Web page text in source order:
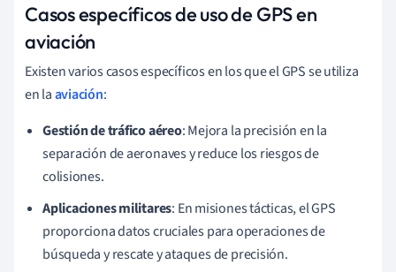
Casos específicos de uso de GPS en
aviación
Existen varios casos específicos en los que el GPS se utiliza
en laaviación:
Gestión de tráfico aéreo: Mejora la precisión en la
separación de aeronaves y reduce los riesgos de
colisiones.
Aplicaciones militares: En misiones tácticas, el GPS
proporciona datos cruciales para operaciones de
búsqueda y rescate y ataques de precisión.